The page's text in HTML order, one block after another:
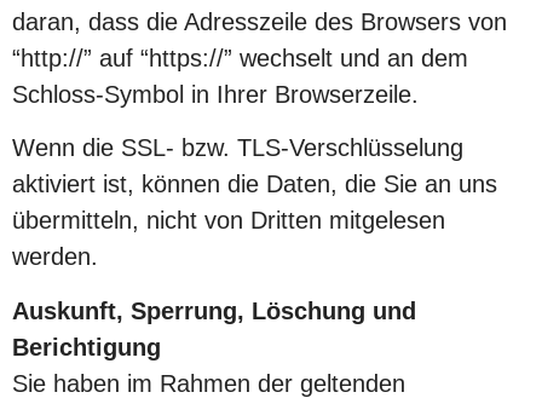
daran, dass die Adresszeile des Browsers von
“http://” auf “https://” wechselt und an dem
Schloss-Symbol in Ihrer Browserzeile.
Wenn die SSL- bzw. TLS-Verschlüsselung
aktiviert ist, können die Daten, die Sie an uns
übermitteln, nicht von Dritten mitgelesen
werden.
Auskunft, Sperrung, Löschung und
Berichtigung
Sie haben im Rahmen der geltenden